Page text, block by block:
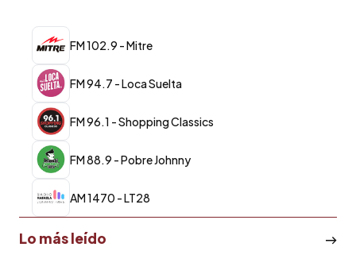
FM 102.9 - Mitre
FM 94.7 - Loca Suelta
FM 96.1 - Shopping Classics
FM 88.9 - Pobre Johnny
AM 1470 - LT28
Lo más leído